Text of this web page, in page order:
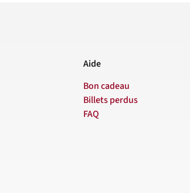
Aide
Bon cadeau
Billets perdus
FAQ